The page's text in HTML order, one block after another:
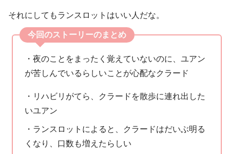
それにしてもランスロットはいい人だな。
今回のストーリーのまとめ
・夜のことをまったく覚えていないのに、ユアン
が苦しんでいるらしいことが心配なクラード
・リハビリがてら、クラードを散歩に連れ出した
いユアン
・ランスロットによると、クラードはだいぶ明る
くなり、口数も増えたらしい